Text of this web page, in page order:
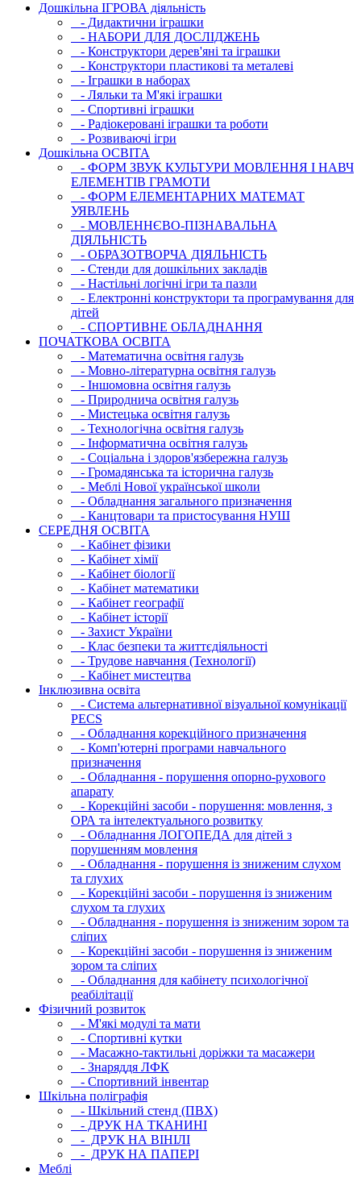
Дошкільна ІГРОВА діяльність
- Дидактични іграшки
- НАБОРИ ДЛЯ ДОСЛІДЖЕНЬ
- Конструктори дерев'яні та іграшки
- Конструктори пластикові та металеві
- Іграшки в наборах
- Ляльки та М'які іграшки
- Спортивні іграшки
- Радіокеровані іграшки та роботи
- Розвиваючі ігри
Дошкільна ОСВIТА
- ФОРМ ЗВУК КУЛЬТУРИ МОВЛЕННЯ І НАВЧ
ЕЛЕМЕНТІВ ГРАМОТИ
- ФОРМ ЕЛЕМЕНТАРНИХ МАТЕМАТ
УЯВЛЕНЬ
- МОВЛЕННЄВО-ПІЗНАВАЛЬНА
ДІЯЛЬНІСТЬ
- ОБРАЗОТВОРЧА ДІЯЛЬНІСТЬ
- Стенди для дошкільних закладів
- Настільні логічні ігри та пазли
- Електронні конструктори та програмування для
дітей
- СПОРТИВНЕ ОБЛАДНАННЯ
ПОЧАТКОВА ОСВIТА
- Математична освітня галузь
- Мовно-літературна освітня галузь
- Iншомовна освітня галузь
- Природнича освітня галузь
- Мистецька освітня галузь
- Технологічна освітня галузь
- Інфopматична освітня галузь
- Соціальна і здоров'язбережна галузь
- Громадянська та історична галузь
- Меблі Нової української школи
- Обладнання загального призначення
- Канцтовари та пристосування НУШ
СЕРЕДНЯ ОСВIТА
- Кабінет фізики
- Кабінет хімії
- Кабінет біології
- Кабінет математики
- Кабінет географії
- Кабінет історії
- Захист України
- Клас безпеки та життєдіяльності
- Трудове навчання (Технології)
- Кабінет мистецтва
Інклюзивна освіта
- Система альтернативної візуальної комунікації
PECS
- Обладнання корекційного призначення
- Комп'ютерні програми навчального
призначення
- Обладнання - порушення опорно-рухового
апарату
- Корекційні засоби - порушення: мовлення, з
ОРА та інтелектуального розвитку
- Обладнання ЛОГОПЕДА для дітей з
порушенням мовлення
- Обладнання - порушення із зниженим слухом
та глухих
- Корекційні засоби - порушення із зниженим
слухом та глухих
- Обладнання - порушення із зниженим зором та
сліпих
- Корекційні засоби - порушення із зниженим
зором та сліпих
- Обладнання для кабінету психологічної
реабілітації
Фізичний розвиток
- М'які модулi та мати
- Спортивні кутки
- Масажно-тактильні доріжки та масажери
- Знаряддя ЛФК
- Спортивний інвентар
Шкільна поліграфія
- Шкільний стенд (ПВХ)
- ДРУК НА ТКАНИНІ
- ДРУК НА ВІНІЛІ
- ДРУК НА ПАПЕРІ
Меблі